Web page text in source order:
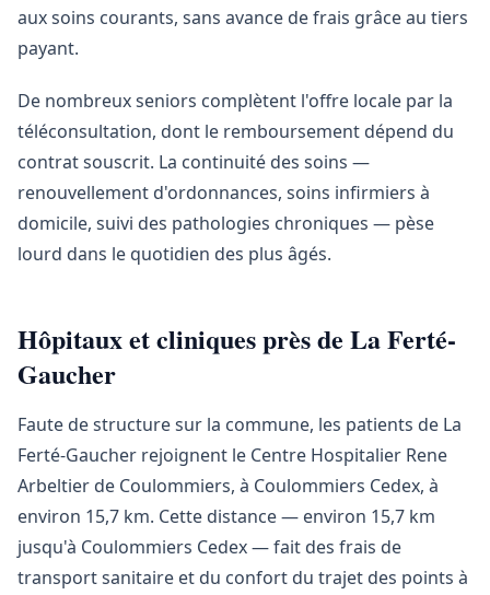
aux soins courants, sans avance de frais grâce au tiers
payant.
De nombreux seniors complètent l'offre locale par la
téléconsultation, dont le remboursement dépend du
contrat souscrit. La continuité des soins —
renouvellement d'ordonnances, soins infirmiers à
domicile, suivi des pathologies chroniques — pèse
lourd dans le quotidien des plus âgés.
Hôpitaux et cliniques près de La Ferté-
Gaucher
Faute de structure sur la commune, les patients de La
Ferté-Gaucher rejoignent le Centre Hospitalier Rene
Arbeltier de Coulommiers, à Coulommiers Cedex, à
environ 15,7 km. Cette distance — environ 15,7 km
jusqu'à Coulommiers Cedex — fait des frais de
transport sanitaire et du confort du trajet des points à